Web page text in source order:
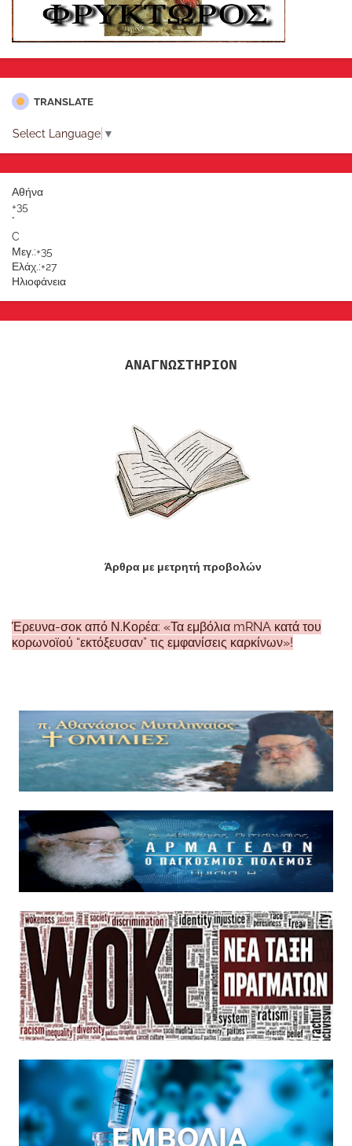
TRANSLATE
Select Language ▼
Αθήνα
+35
°
C
Μεγ.:+35
Ελάχ.:+27
Ηλιοφάνεια
ΑΝΑΓΝΩΣΤΗΡΙΟΝ
Άρθρα με μετρητή προβολών
Έρευνα-σοκ από Ν.Κορέα: «Τα εμβόλια mRNA κατά του
κορωνοϊού “εκτόξευσαν” τις εμφανίσεις καρκίνων»!